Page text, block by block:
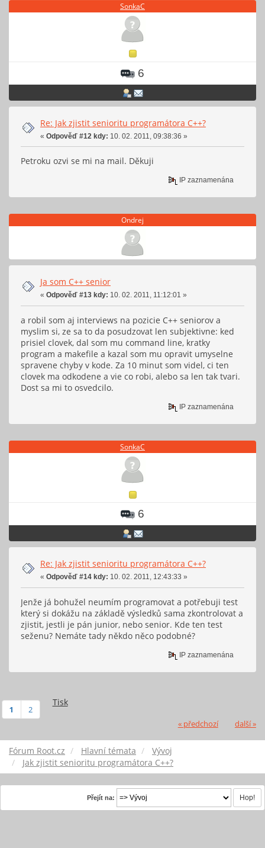
SonkaC
6
Re: Jak zjistit senioritu programátora C++?
« Odpověď #12 kdy: 10. 02. 2011, 09:38:36 »
Petroku ozvi se mi na mail. Děkuji
IP zaznamenána
Ondrej
Ja som C++ senior
« Odpověď #13 kdy: 10. 02. 2011, 11:12:01 »
a robil som aj interviews na pozicie C++ seniorov a
myslim si, ze sa to da posudzovat len subjektivne: ked
prisiel clovek, dal som mu command line, kratky
program a makefile a kazal som mu opravit umyselne
spravene chyby v kode. Za 10 minut som videl, ci ten
clovek ma odkodene a vie co robi, alebo sa len tak tvari.
Dost sa mi to osvedcilo.
IP zaznamenána
SonkaC
6
Re: Jak zjistit senioritu programátora C++?
« Odpověď #14 kdy: 10. 02. 2011, 12:43:33 »
Jenže já bohužel neumím programovat a potřebuji test
který si dokážu na základě výsledků sama zkontrolovat a
zjistit, jestli je pán junior, nebo senior. Kde ten test
seženu? Nemáte tady někdo něco podobné?
IP zaznamenána
Tisk
1 2
« předchozí další »
Fórum Root.cz Hlavní témata
Vývoj
Jak zjistit senioritu programátora C++?
Přejít na: